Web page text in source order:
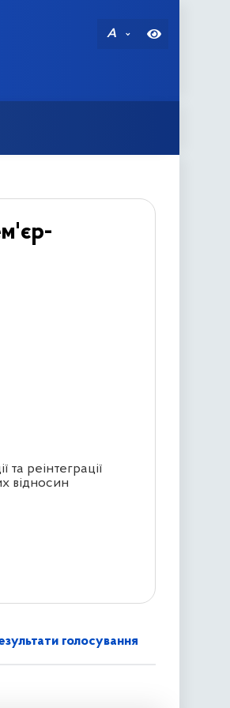
A
реінтеграції
відносин
голосування